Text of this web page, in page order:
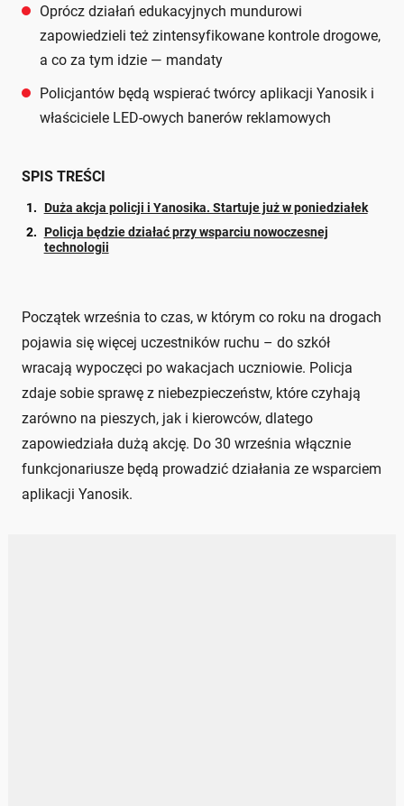
Oprócz działań edukacyjnych mundurowi
zapowiedzieli też zintensyfikowane kontrole drogowe,
a co za tym idzie — mandaty
Policjantów będą wspierać twórcy aplikacji Yanosik i
właściciele LED-owych banerów reklamowych
SPIS TREŚCI
Duża akcja policji i Yanosika. Startuje już w poniedziałek
Policja będzie działać przy wsparciu nowoczesnej
technologii
Początek września to czas, w którym co roku na drogach
pojawia się więcej uczestników ruchu – do szkół
wracają wypoczęci po wakacjach uczniowie. Policja
zdaje sobie sprawę z niebezpieczeństw, które czyhają
zarówno na pieszych, jak i kierowców, dlatego
zapowiedziała dużą akcję. Do 30 września włącznie
funkcjonariusze będą prowadzić działania ze wsparciem
aplikacji Yanosik.